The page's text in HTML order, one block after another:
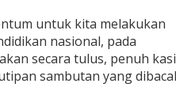
untuk kita melakukan
nasional, pada
secara tulus, penuh
sambutan yang